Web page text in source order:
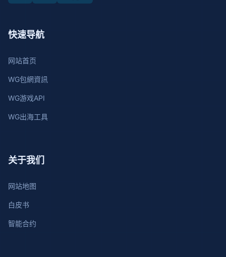
快速导航
网站首页
WG包網資訊
WG游戏API
WG出海工具
关于我们
网站地图
白皮书
智能合约